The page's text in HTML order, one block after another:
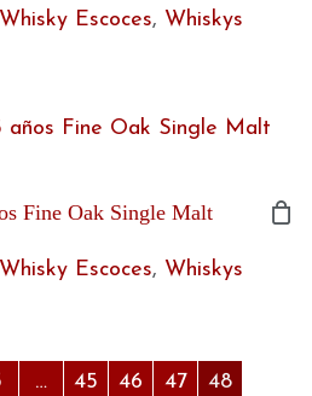
Whisky Escoces, Whiskys
Fine Oak Single Malt
Whisky Escoces, Whiskys
… 45 46 47 48